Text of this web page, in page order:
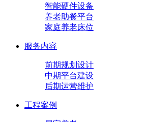
智能硬件设备
养老助餐平台
家庭养老床位
服务内容
前期规划设计
中期平台建设
后期运营维护
工程案例